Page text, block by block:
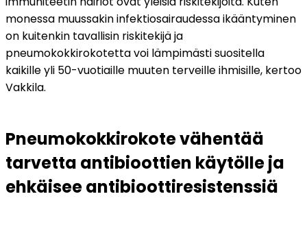
monessa muussakin infektiosairaudessa ikääntyminen
on kuitenkin tavallisin riskitekijä ja
pneumokokkirokotetta voi lämpimästi suositella
kaikille yli 50-vuotiaille muuten terveille ihmisille, kertoo
Vakkila.
Pneumokokkirokote vähentää
tarvetta antibioottien käytölle ja
ehkäisee antibioottiresistenssiä